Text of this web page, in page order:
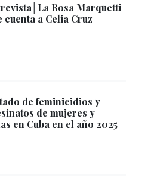
Rosa Marquetti
cuenta a Celia Cruz
de feminicidios y
de mujeres y
en Cuba en el año 2025